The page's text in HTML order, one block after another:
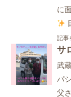
に
記事
サ
武
パ
父